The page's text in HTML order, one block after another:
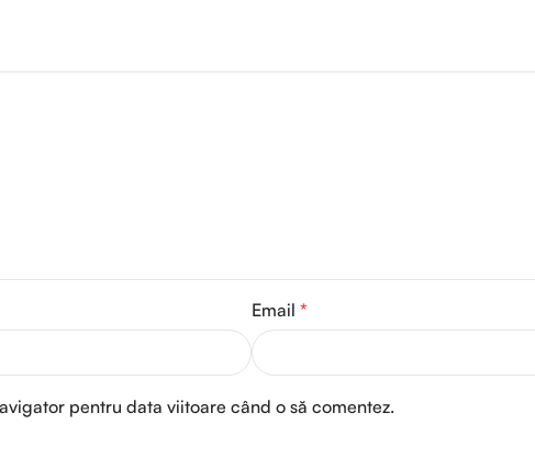
Email *
pentru data viitoare când o să comentez.